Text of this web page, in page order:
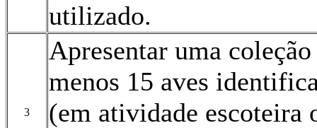
utilizado.
3
Apresentar uma
menos 15 aves
(em atividade escoteira